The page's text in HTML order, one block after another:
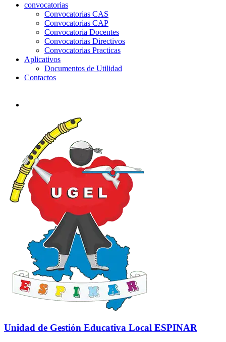
convocatorias
Convocatorias CAS
Convocatorias CAP
Convocatoria Docentes
Convocatorias Directivos
Convocatorias Practicas
Aplicativos
Documentos de Utilidad
Contactos
Unidad de Gestión Educativa Local ESPINAR